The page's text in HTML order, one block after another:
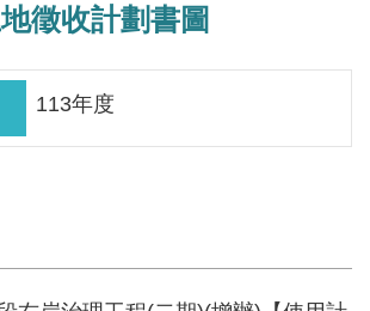
徵收計劃書圖
113年度